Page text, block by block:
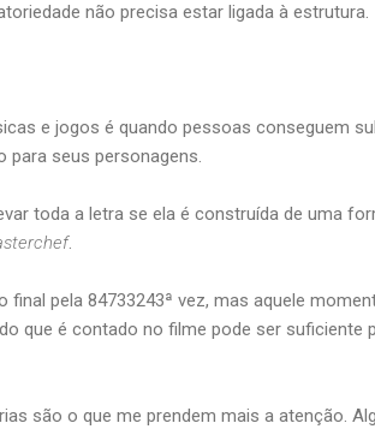
não precisa estar ligada à estrutura.
e jogos é quando pessoas conseguem
seus personagens.
toda a letra se ela é construída de uma
.
pela 84733243ª vez, mas aquele
que é contado no filme pode ser suficiente
são o que me prendem mais a atenção.